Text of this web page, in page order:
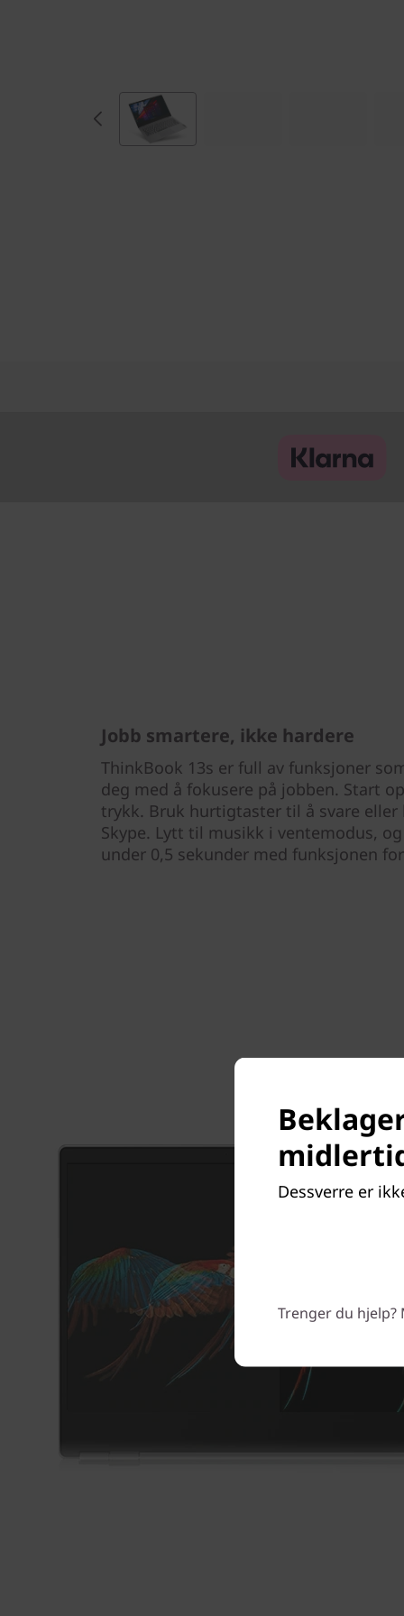
Jobb smartere, ikke hardere
ThinkBook 13s er full av funksjoner
deg med å fokusere på jobben. Start
trykk. Bruk hurtigtaster til å svare eller
Skype. Lytt til musikk i ventemodus,
under 0,5 sekunder med funksjonen
Dessverre er
Trenger du hjelp?